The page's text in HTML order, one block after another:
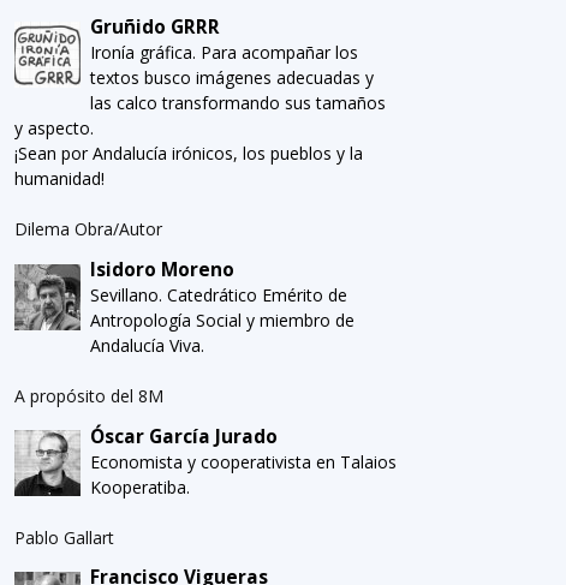
Gruñido GRRR
Ironía gráfica. Para acompañar los
textos busco imágenes adecuadas y
las calco transformando sus tamaños
y aspecto.
¡Sean por Andalucía irónicos, los pueblos y la
humanidad!
Dilema Obra/Autor
Isidoro Moreno
Sevillano. Catedrático Emérito de
Antropología Social y miembro de
Andalucía Viva.
A propósito del 8M
Óscar García Jurado
Economista y cooperativista en Talaios
Kooperatiba.
Pablo Gallart
Francisco Vigueras